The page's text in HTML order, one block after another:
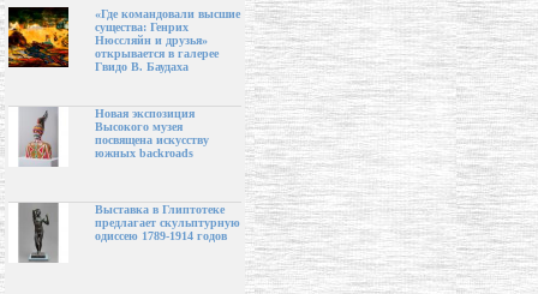
«Где командовали высшие
существа: Генрих
Нюссляйн и друзья»
открывается в галерее
Гвидо В. Баудаха
Новая экспозиция
Высокого музея
посвящена искусству
южных backroads
Выставка в Глиптотеке
предлагает скульптурную
одиссею 1789-1914 годов